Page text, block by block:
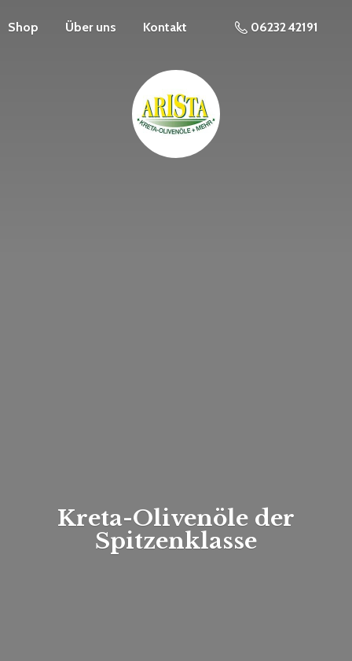
Shop Über uns Kontakt 06232 42191
Kreta-Olivenöle der
Spitzenklasse